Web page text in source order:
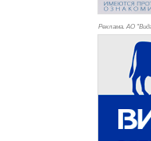
Реклама. АО